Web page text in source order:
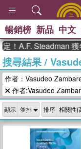
暢銷榜 新品 中文
！A.F. Steadman
搜尋結果/
作者：Vasudeo
作者:Vasudeo
顯示 排序